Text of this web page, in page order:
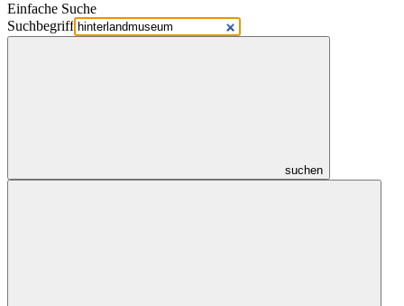
Einfache Suche
Suchbegriff
suchen